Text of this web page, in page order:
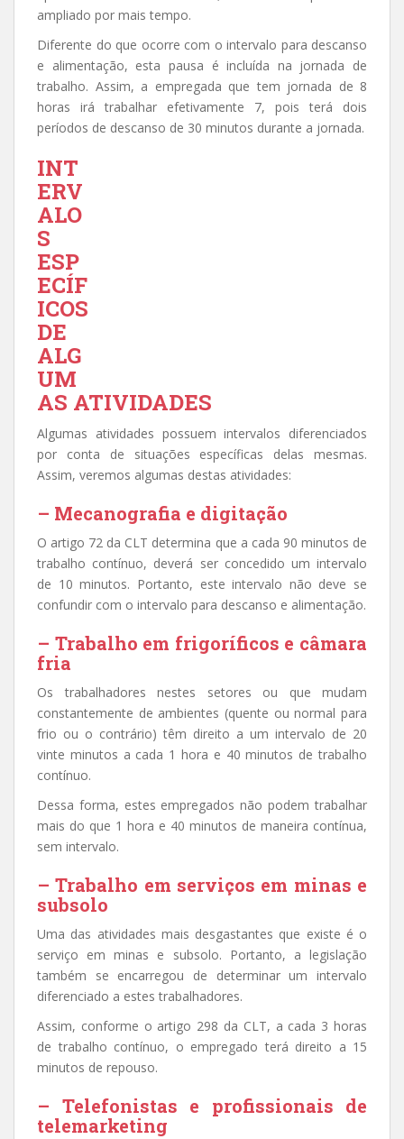
ampliado por mais tempo.
Diferente do que ocorre com o intervalo para descanso
e alimentação, esta pausa é incluída na jornada de
trabalho. Assim, a empregada que tem jornada de 8
horas irá trabalhar efetivamente 7, pois terá dois
períodos de descanso de 30 minutos durante a jornada.
INT
ERV
ALO
S
ESP
ECÍF
ICOS
DE
ALG
UM
AS ATIVIDADES
Algumas atividades possuem intervalos diferenciados
por conta de situações específicas delas mesmas.
Assim, veremos algumas destas atividades:
– Mecanografia e digitação
O artigo 72 da CLT determina que a cada 90 minutos de
trabalho contínuo, deverá ser concedido um intervalo
de 10 minutos. Portanto, este intervalo não deve se
confundir com o intervalo para descanso e alimentação.
– Trabalho em frigoríficos e câmara
fria
Os trabalhadores nestes setores ou que mudam
constantemente de ambientes (quente ou normal para
frio ou o contrário) têm direito a um intervalo de 20
vinte minutos a cada 1 hora e 40 minutos de trabalho
contínuo.
Dessa forma, estes empregados não podem trabalhar
mais do que 1 hora e 40 minutos de maneira contínua,
sem intervalo.
– Trabalho em serviços em minas e
subsolo
Uma das atividades mais desgastantes que existe é o
serviço em minas e subsolo. Portanto, a legislação
também se encarregou de determinar um intervalo
diferenciado a estes trabalhadores.
Assim, conforme o artigo 298 da CLT, a cada 3 horas
de trabalho contínuo, o empregado terá direito a 15
minutos de repouso.
– Telefonistas e profissionais de
telemarketing